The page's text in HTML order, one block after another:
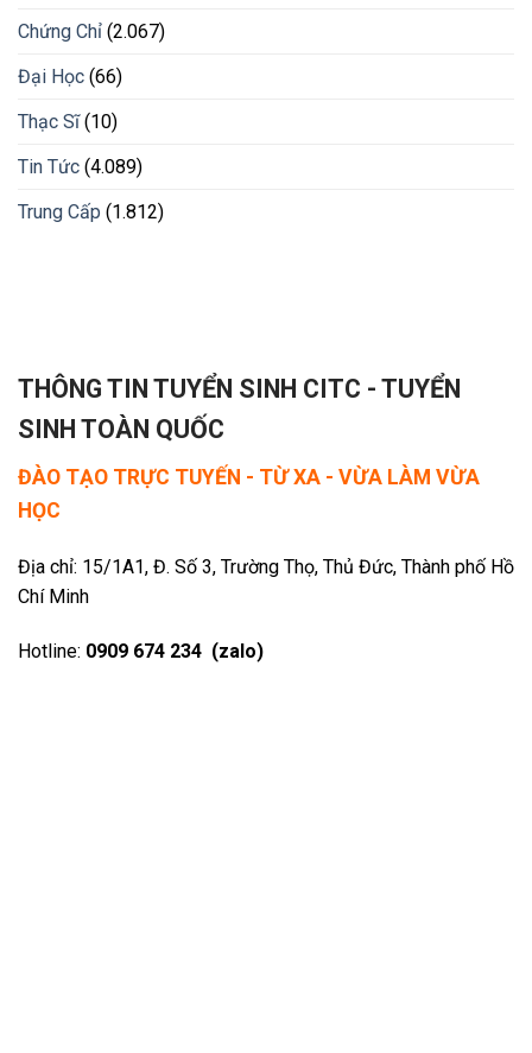
Chứng Chỉ (2.067)
Đại Học (66)
Thạc Sĩ(10)
Tin Tức (4.089)
Trung Cấp (1.812)
THÔNG TIN TUYỂN SINH CITC - TUYỂN
SINH TOÀN QUỐC
ĐÀO TẠO TRỰC TUYẾN - TỪ XA - VỪA LÀM VỪA
HỌC
Địa chỉ: 15/1A1, Đ. Số 3, Trường Thọ, Thủ Đức, Thành phố Hồ
Chí Minh
Hotline: 0909 674 234 (zalo)